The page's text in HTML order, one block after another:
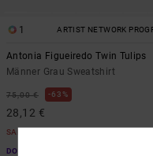
1 ARTIST NETWORK
Antonia Figueiredo Twin Tulips
Männer Grau Sweatshirt
75,00 € 63%
28,12 €
SALE
DOPPELTER RABATT EXTRA 25 %